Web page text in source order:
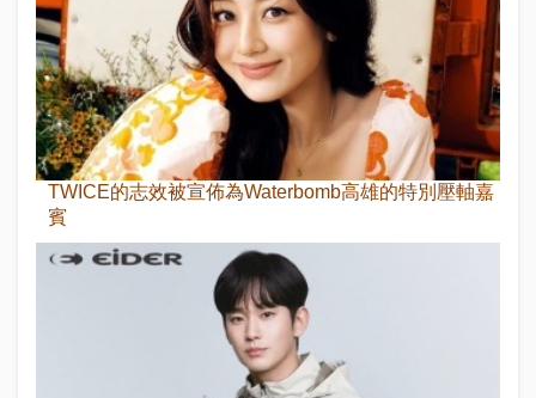
TWICE的志效被宣佈為Waterbomb高雄的特別壓軸嘉
賓